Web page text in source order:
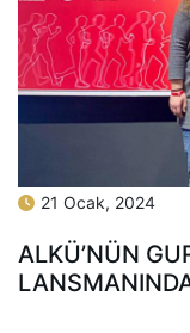
21 Ocak, 2024
ALKÜ’NÜN